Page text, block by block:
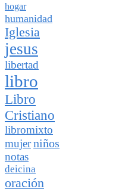
hogar
humanidad
Iglesia
jesus
libertad
libro
Libro
Cristiano
libromixto
mujerniños
notas
deicina
oración